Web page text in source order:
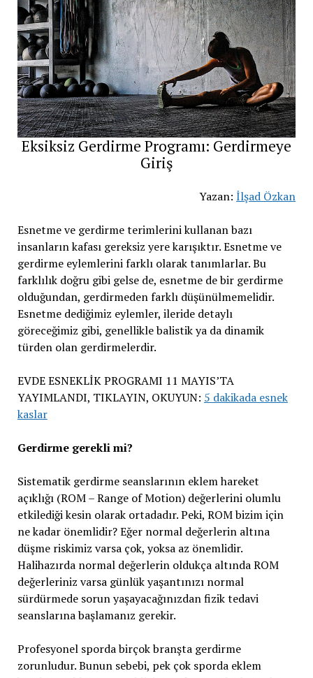
Eksiksiz Gerdirme Programı: Gerdirmeye
Giriş
Yazan:İlşad Özkan
Esnetme ve gerdirme terimlerini kullanan bazı
insanların kafası gereksiz yere karışıktır. Esnetme ve
gerdirme eylemlerini farklı olarak tanımlarlar. Bu
farklılık doğru gibi gelse de, esnetme de bir gerdirme
olduğundan, gerdirmeden farklı düşünülmemelidir.
Esnetme dediğimiz eylemler, ileride detaylı
göreceğimiz gibi, genellikle balistik ya da dinamik
türden olan gerdirmelerdir.
EVDE ESNEKLİK PROGRAMI 11 MAYIS’TA
YAYIMLANDI, TIKLAYIN, OKUYUN: 5 dakikada esnek
kaslar
Gerdirme gerekli mi?
Sistematik gerdirme seanslarının eklem hareket
açıklığı (ROM – Range of Motion) değerlerini olumlu
etkilediği kesin olarak ortadadır. Peki, ROM bizim için
ne kadar önemlidir? Eğer normal değerlerin altına
düşme riskimiz varsa çok, yoksa az önemlidir.
Halihazırda normal değerlerin oldukça altında ROM
değerleriniz varsa günlük yaşantınızı normal
sürdürmede sorun yaşayacağınızdan fizik tedavi
seanslarına başlamanız gerekir.
Profesyonel sporda birçok branşta gerdirme
zorunludur. Bunun sebebi, pek çok sporda eklem